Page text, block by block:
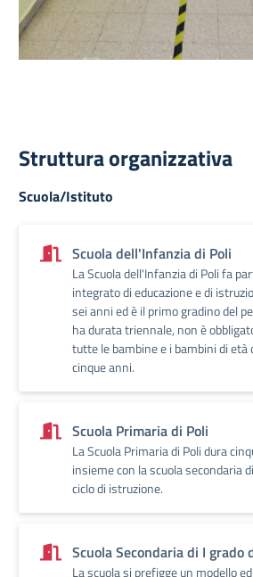
Struttura organizzativa
Scuola/Istituto
Scuola dell'Infanzia di Poli
La Scuola dell'Infanzia di Poli fa
integrato di educazione e di
sei anni ed è il primo gradino del
ha durata triennale, non è
tutte le bambine e i bambini di età
cinque anni.
Scuola Primaria di Poli
La Scuola Primaria di Poli dura
insieme con la scuola secondaria
ciclo di istruzione.
Scuola Secondaria di I grado
La scuola si prefigge un modello